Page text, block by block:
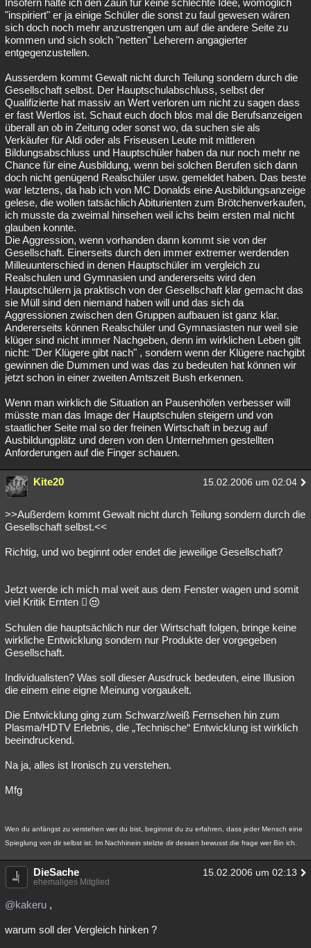
Insofern halte ich den Zaun für keine schlechte Idee, womöglich
"inspiriert" er ja einige Schüler die sonst zu faul gewesen wären
sich doch noch mehr anzustrengen um auf die andere Seite zu
kommen und sich solch "netten" Leherern angagierter
entgegenzustellen.
Ausserdem kommt Gewalt nicht durch Teilung sondern durch die
Gesellschaft selbst. Der Hauptschulabschluss, selbst der
Qualifizierte hat massiv an Wert verloren um nicht zu sagen dass
er fast Wertlos ist. Schaut euch doch blos mal die Berufsanzeigen
überall an ob in Zeitung oder sonst wo, da suchen sie als
Verkäufer für Aldi oder als Friseusen Leute mit mittleren
Bildungsabschluss und Hauptschüler haben da nur noch mehr ne
Chance für eine Ausbildung, wenn bei solchen Berufen sich dann
doch nicht genügend Realschüler usw. gemeldet haben. Das beste
war letztens, da hab ich von MC Donalds eine Ausbildungsanzeige
gelese, die wollen tatsächlich Abiturienten zum Brötchenverkaufen,
ich musste da zweimal hinsehen weil ichs beim ersten mal nicht
glauben konnte.
Die Aggression, wenn vorhanden dann kommt sie von der
Gesellschaft. Einerseits durch den immer extremer werdenden
Milleuunterschied in denen Hauptschüler im vergleich zu
Realschulen und Gymnasien und andererseits wird den
Hauptschülern ja praktisch von der Gesellschaft klar gemacht das
sie Müll sind den niemand haben will und das sich da
Aggressionen zwischen den Gruppen aufbauen ist ganz klar.
Andererseits können Realschüler und Gymnasiasten nur weil sie
klüger sind nicht immer Nachgeben, denn im wirklichen Leben gilt
nicht: "Der Klügere gibt nach" , sondern wenn der Klügere nachgibt
gewinnen die Dummen und was das zu bedeuten hat können wir
jetzt schon in einer zweiten Amtszeit Bush erkennen.
Wenn man wirklich die Situation an Pausenhöfen verbesser will
müsste man das Image der Hauptschulen steigern und von
staatlicher Seite mal so der freinen Wirtschaft in bezug auf
Ausbildungplätz und deren von den Unternehmen gestellten
Anforderungen auf die Finger schauen.
Kite20 15.02.2006 um 02:04
>>Außerdem kommt Gewalt nicht durch Teilung sondern durch die
Gesellschaft selbst.<<
Richtig, und wo beginnt oder endet die jeweilige Gesellschaft?
Jetzt werde ich mich mal weit aus dem Fenster wagen und somit
viel Kritik Ernten 
Schulen die hauptsächlich nur der Wirtschaft folgen, bringe keine
wirkliche Entwicklung sondern nur Produkte der vorgegeben
Gesellschaft.
Individualisten? Was soll dieser Ausdruck bedeuten, eine Illusion
die einem eine eigne Meinung vorgaukelt.
Die Entwicklung ging zum Schwarz/weiß Fernsehen hin zum
Plasma/HDTV Erlebnis, die „Technische“ Entwicklung ist wirklich
beeindruckend.
Na ja, alles ist Ironisch zu verstehen.
Mfg
Wen du anfängst zu verstehen wer du bist, beginnst du zu erfahren, dass jeder Mensch eine
Spieglung von dir selbst ist. Im Nachhinein stelzte dir dessen bewusst die frage wer Bin ich.
DieSache 15.02.2006 um 02:13
ehemaliges Mitglied
@kakeru ,
warum soll der Vergleich hinken ?